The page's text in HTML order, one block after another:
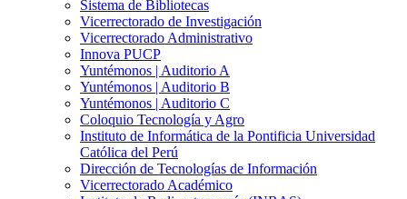
Sistema de Bibliotecas
Vicerrectorado de Investigación
Vicerrectorado Administrativo
Innova PUCP
Yuntémonos | Auditorio A
Yuntémonos | Auditorio B
Yuntémonos | Auditorio C
Coloquio Tecnología y Agro
Instituto de Informática de la Pontificia Universidad
Católica del Perú
Dirección de Tecnologías de Información
Vicerrectorado Académico